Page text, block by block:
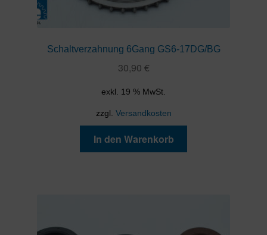
Schaltverzahnung 6Gang GS6-17DG/BG
30,90 €
exkl. 19 % MwSt.
zzgl. Versandkosten
In den Warenkorb